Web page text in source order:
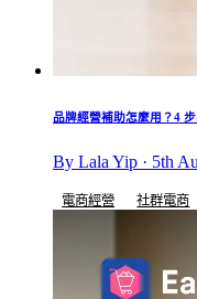
品牌經營補助怎麼用？4
By Lala Yip · 5th
電商經營 社群電商